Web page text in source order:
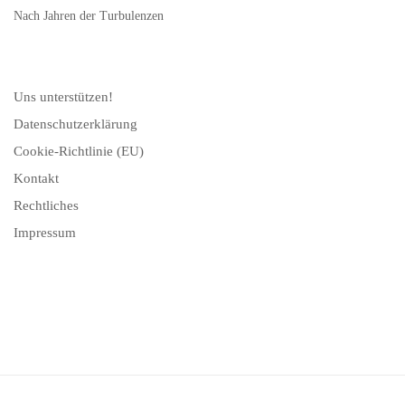
Nach Jahren der Turbulenzen
Uns unterstützen!
Datenschutzerklärung
Cookie-Richtlinie (EU)
Kontakt
Rechtliches
Impressum